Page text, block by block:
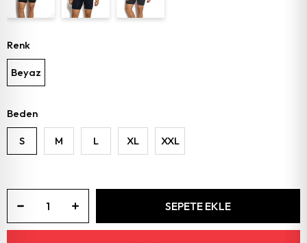
Renk
Beyaz
Beden
S M L XL XXL